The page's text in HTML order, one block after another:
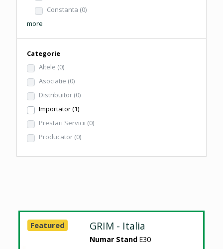
Constanta (0)
more
Categorie
Altele (0)
Asociatie (0)
Distribuitor (0)
Importator(1)
Prestari Servicii (0)
Producator (0)
GRIM - Italia
Numar Stand E30
Featured